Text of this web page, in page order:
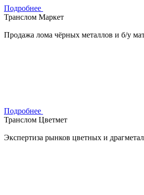
Подробнее
Транслом Маркет
Продажа лома чёрных металлов и б/у
Подробнее
Транслом Цветмет
Экспертиза рынков цветных и